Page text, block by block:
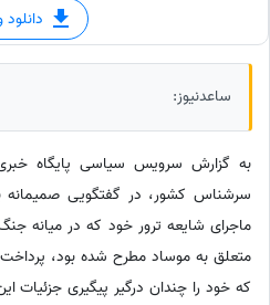
دانلود
ساعدنیوز:
به گزارش سرویس سیاسی پایگاه
سرشناس کشور، در گفتگویی صمیمانه
ماجرای شایعه ترور خود که در میانه
متعلق به موساد مطرح شده بود،
که خود را چندان درگیر پیگیری جزئیات